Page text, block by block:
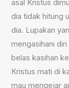
asal Kristus
dia tidak hitung
dia. Lupakan
mengasihani
belas kasihan
Kristus mati di
mau mengejar